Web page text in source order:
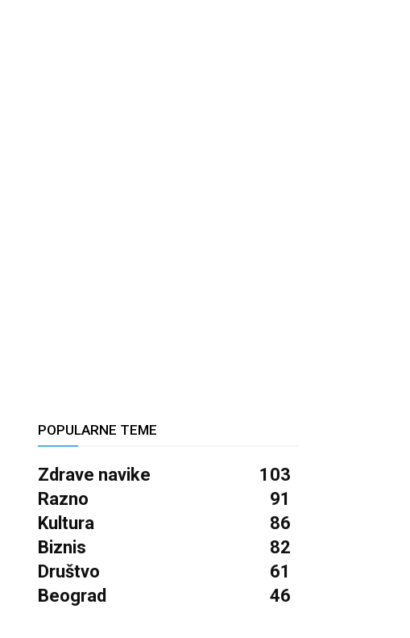
POPULARNE TEME
Zdrave navike
103
Razno
91
Kultura
86
Biznis
82
Društvo
61
Beograd
46